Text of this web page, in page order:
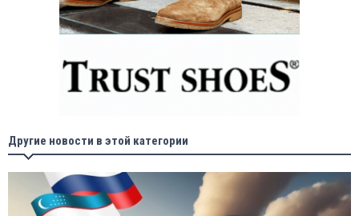
Другие новости в этой категории